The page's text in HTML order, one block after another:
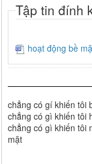
Tập tin đính
hoạt động bề
chẳng có gí khiến tôi
chẳng có gì khiến tôi
chẳng có gì khiến tôi
mặt